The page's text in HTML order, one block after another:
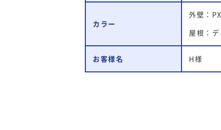
カラー
外壁：
屋根：
お客様名 H様